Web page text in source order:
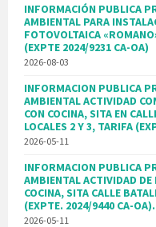
INFORMACIÓN PUBLICA
AMBIENTAL PARA
FOTOVOLTAICA
(EXPTE 2024/9231 CA-OA)
2026-08-03
INFORMACION PUBLICA
AMBIENTAL ACTIVIDAD
CON COCINA, SITA EN
LOCALES 2 Y 3, TARIFA
2026-05-11
INFORMACION PUBLICA
AMBIENTAL ACTIVIDAD DE
COCINA, SITA CALLE
(EXPTE. 2024/9440 CA-OA).
2026-05-11